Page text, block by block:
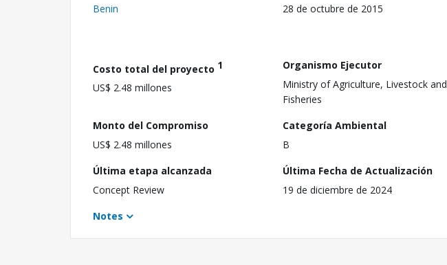
Benin
28 de octubre de 2015
Costo total del proyecto 1
US$ 2.48 millones
Organismo Ejecutor
Ministry of Agriculture, Livestock and
Fisheries
Monto del Compromiso
US$ 2.48 millones
Categoría Ambiental
B
Última etapa alcanzada
Concept Review
Última Fecha de Actualización
19 de diciembre de 2024
Notes